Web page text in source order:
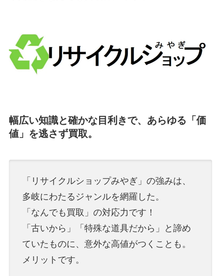
幅広い知識と確かな目利きで、あらゆる「価
値」を逃さず買取。
「リサイクルショップみやぎ」の強みは、
多岐にわたるジャンルを網羅した。
「なんでも買取」の対応力です！
「古いから」「特殊な道具だから」と諦め
ていたものに、意外な高値がつくことも。
メリットです。